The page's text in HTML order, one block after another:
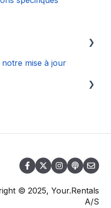
mise à jour
© 2025, Your.Rentals
A/S